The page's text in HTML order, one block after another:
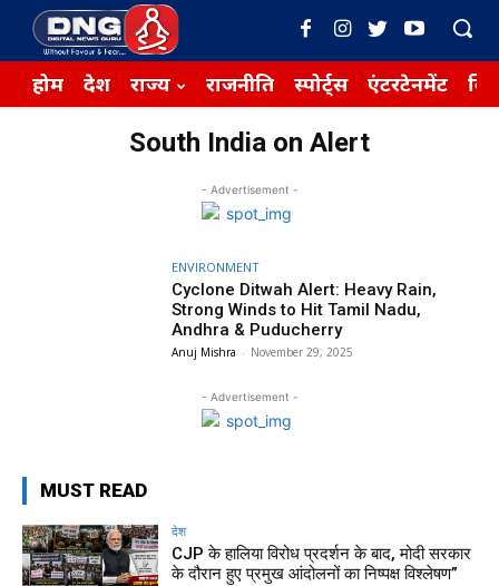
होम देश राज्य राजनीति स्पोर्ट्स एंटरटेनमेंट
South India on Alert
- Advertisement -
ENVIRONMENT
Cyclone Ditwah Alert: Heavy Rain,
Strong Winds to Hit Tamil Nadu,
Andhra & Puducherry
Anuj Mishra - November 29, 2025
- Advertisement -
MUST READ
देश
CJP के हालिया विरोध प्रदर्शन के बाद, मोदी सरकार
के दौरान हुए प्रमुख आंदोलनों का निष्पक्ष विश्लेषण”